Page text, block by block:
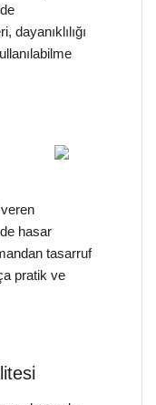
dayanıklılığı
hasar
tasarruf
pratik ve